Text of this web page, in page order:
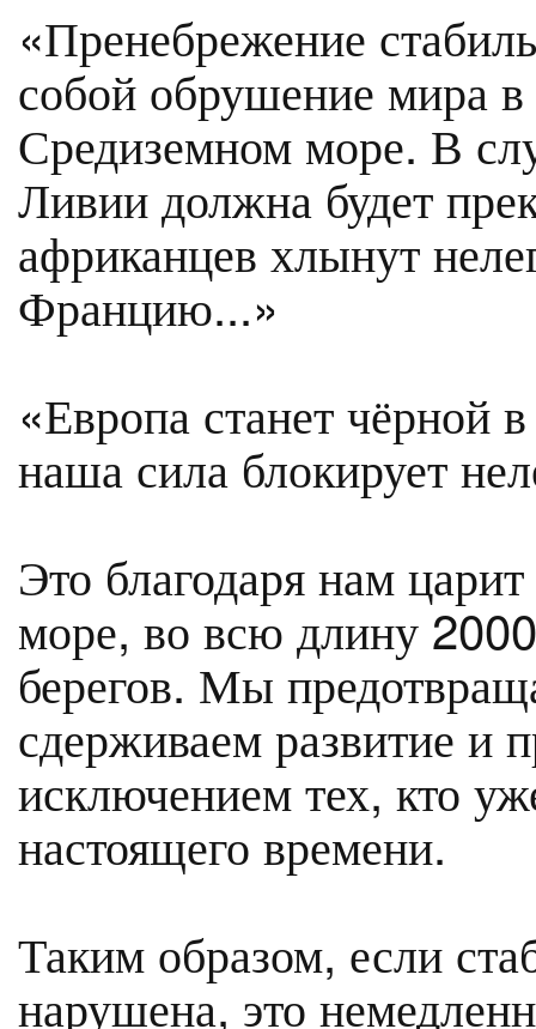
«Пренебрежение
собой обрушение мира в
Средиземном море. В
Ливии должна будет
африканцев хлынут
Францию...»
«Европа станет чёрной
наша сила блокирует
Это благодаря нам
море, во всю длину
берегов. Мы
сдерживаем развитие и
исключением тех, кто
настоящего времени.
Таким образом, если
нарушена, это